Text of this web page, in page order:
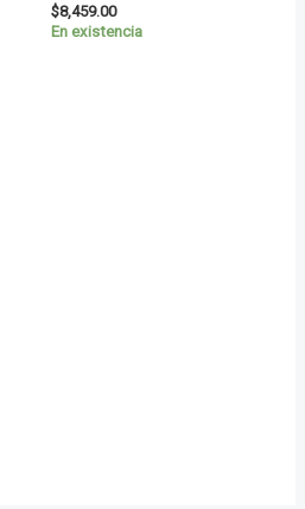
$8,459.00
En existencia